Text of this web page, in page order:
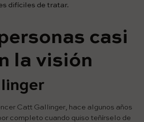
difíciles de tratar.
casi
la visión
Catt Gallinger, hace algunos años
completo cuando quiso teñírselo de